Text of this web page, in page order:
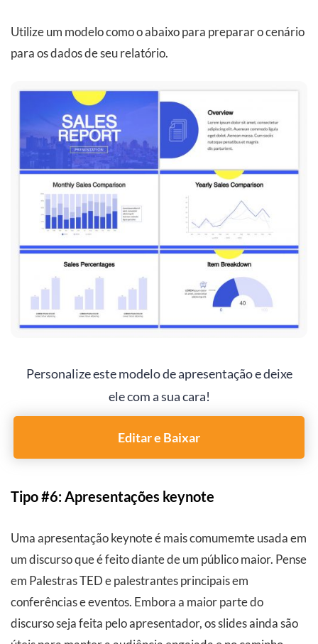
Utilize um modelo como o abaixo para preparar o cenário
para os dados de seu relatório.
Personalize este modelo de apresentação e deixe
ele com a sua cara!
Editar e Baixar
Tipo #6: Apresentações keynote
Uma apresentação keynote é mais comumemte usada em
um discurso que é feito diante de um público maior. Pense
em Palestras TED e palestrantes principais em
conferências e eventos. Embora a maior parte do
discurso seja feita pelo apresentador, os slides ainda são